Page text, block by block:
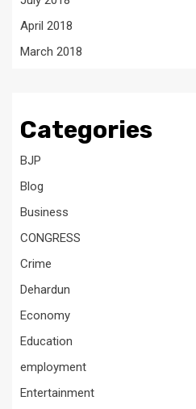
April 2018
March 2018
Categories
BJP
Blog
Business
CONGRESS
Crime
Dehardun
Economy
Education
employment
Entertainment